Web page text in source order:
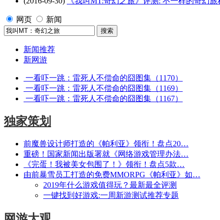
网页 新闻
新闻推荐
新网游
一看吓一跳：雷死人不偿命的囧图集（1170）
一看吓一跳：雷死人不偿命的囧图集（1169）
一看吓一跳：雷死人不偿命的囧图集（1167）
独家策划
前魔兽设计师打造的《帕利亚》领衔！盘点20…
重磅！国家新闻出版署就《网络游戏管理办法…
《完蛋！我被美女包围了！》领衔！盘点5款…
由前暴雪员工打造的免费MMORPG《帕利亚》如…
2019年什么游戏值得玩？最新最全评测
一键找到好游戏:一周新游测试推荐专题